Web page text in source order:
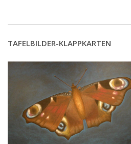
TAFELBILDER-KLAPPKARTEN